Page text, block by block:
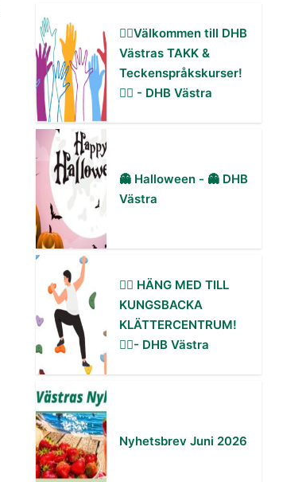
✋🏻Välkommen till DHB
Västras TAKK &
Teckenspråkskurser!
✋🏻 - DHB Västra
👻 Halloween - 👻 DHB
Västra
🧗‍♀️ HÄNG MED TILL
KUNGSBACKA
KLÄTTERCENTRUM!
🧗‍♂️- DHB Västra
Nyhetsbrev Juni 2026